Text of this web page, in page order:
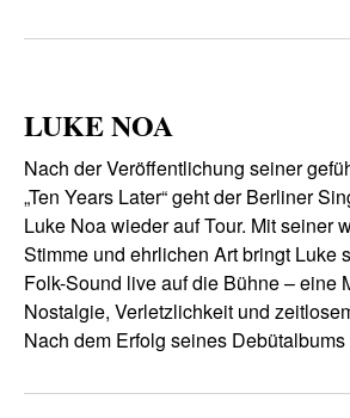
LUKE NOA
Nach der Veröffentlichung seiner
„Ten Years Later“ geht der Berliner
Luke Noa wieder auf Tour. Mit seiner
Stimme und ehrlichen Art bringt Luke
Folk-Sound live auf die Bühne – eine
Nostalgie, Verletzlichkeit und
Nach dem Erfolg seines Debütalbums